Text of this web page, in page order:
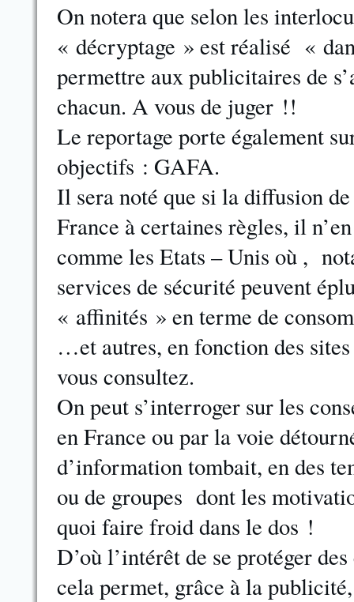
On notera que selon les
« décryptage » est réalisé «
permettre aux publicitaires de
chacun. A vous de juger !!
Le reportage porte également
objectifs : GAFA.
Il sera noté que si la diffusion
France à certaines règles, il
comme les Etats – Unis où ,
services de sécurité peuvent
« affinités » en terme de
…et autres, en fonction des
vous consultez.
On peut s’interroger sur les
en France ou par la voie
d’information tombait, en des
ou de groupes dont les
quoi faire froid dans le dos !
D’où l’intérêt de se protéger
cela permet, grâce à la